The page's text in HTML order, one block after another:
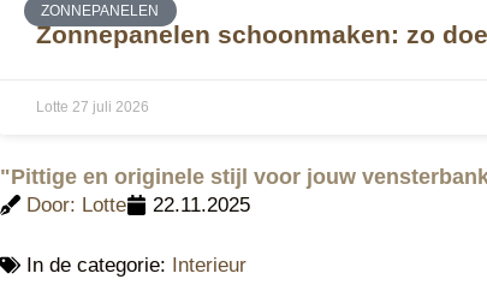
ZONNEPANELEN
Zonnepanelen schoonmaken: zo
Lotte 27 juli 2026
"Pittige en originele stijl voor jouw
Door: Lotte 22.11.2025
In de categorie: Interieur